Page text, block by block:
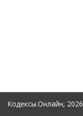
Кодексы.Онлайн, 2026